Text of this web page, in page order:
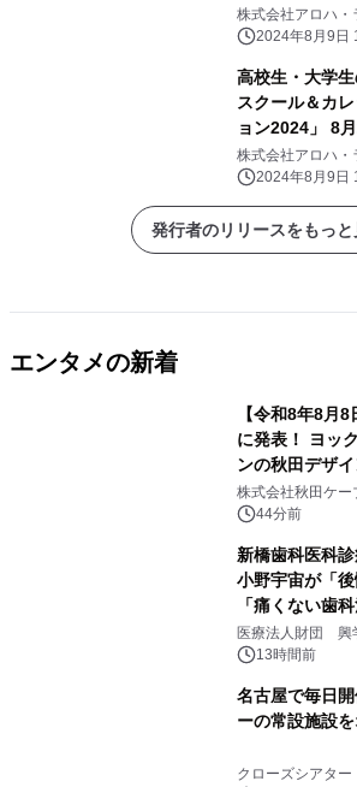
2024」
株式会社アロハ・
2024年8月9日
高校生・大学
スクール＆カ
ョン2024」 8
横浜で開催！
株式会社アロハ・
2024年8月9日
発行者のリリースをもっと
エンタメの新着
【令和8年8月
に発表！ ヨッ
ンの秋田デザ
秋田犬の子犬と
るパッケージ～
株式会社秋田ケー
44分前
新橋歯科医科
小野宇宙が「後
「痛くない歯
療計画」をテー
医療法人財団 興
13時間前
名古屋で毎日
ーの常設施設を
クローズシアター